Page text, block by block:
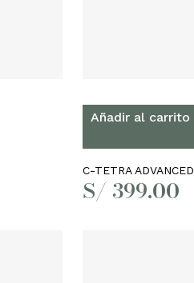
Añadir al carrito
C-TETRA ADVANCED
S/ 399.00